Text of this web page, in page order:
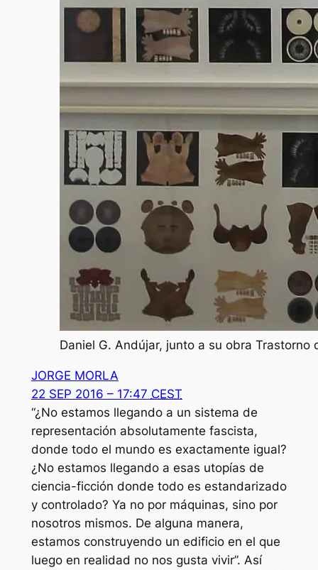
Daniel G. Andújar, junto a su obra Trastorno
JORGE MORLA
22 SEP 2016 – 17:47 CEST
“¿No estamos llegando a un sistema de
representación absolutamente fascista,
donde todo el mundo es exactamente igual?
¿No estamos llegando a esas utopías de
ciencia-ficción donde todo es estandarizado
y controlado? Ya no por máquinas, sino por
nosotros mismos. De alguna manera,
estamos construyendo un edificio en el que
luego en realidad no nos gusta vivir”. Así